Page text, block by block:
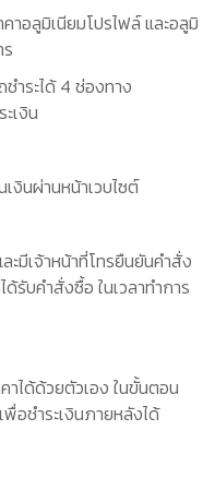
อลูมิเนียมโปรไฟล์ และอลูมิ
ชำระได้ 4 ช่องทาง
เงิน
งินผ่านหน้าเวบไซต์
ะมีเจ้าหน้าที่โทรยืนยันคำสั่ง
รับคำสั่งซื้อ ในเวลาทำการ
ได้ด้วยตัวเอง ในขั้นตอน
พื่อชำระเงินภายหลังได้